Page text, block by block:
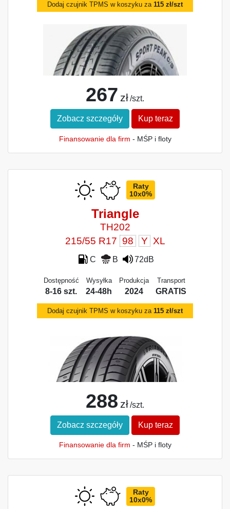
Dodaj czujnik TPMS w koszyku za 115 zł/szt
267 zł /szt.
Zobacz szczegóły Kup teraz
Finansowanie dla firm - MŚP i floty
Raty
10x0%
Triangle
TH202
215/55 R17 98 Y XL
C B 72dB
Dostępność
8-16 szt.
Wysyłka
24-48h
Produkcja
2024
Transport
GRATIS
Dodaj czujnik TPMS w koszyku za 115 zł/szt
288 zł /szt.
Zobacz szczegóły Kup teraz
Finansowanie dla firm - MŚP i floty
Raty
10x0%